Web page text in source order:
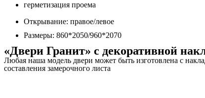
герметизация проема
Открывание: правое/левое
Размеры: 860*2050/960*2070
«Двери Гранит» с декоративной
Любая наша модель двери может быть изготовлена с
составления замерочного листа